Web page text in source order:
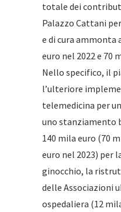
totale dei
Palazzo Cattani
e di cura ammonta
euro nel 2022 e 70
Nello specifico, il
l’ulteriore
telemedicina per
uno stanziamento
140 mila euro (70
euro nel 2023) per
ginocchio, la
delle Associazioni
ospedaliera (12